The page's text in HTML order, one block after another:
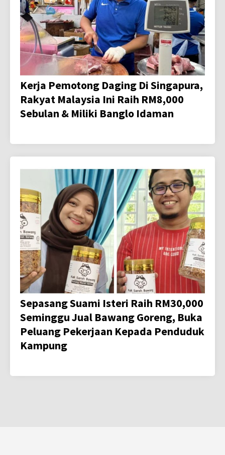
Kerja Pemotong Daging Di Singapura,
Rakyat Malaysia Ini Raih RM8,000
Sebulan & Miliki Banglo Idaman
Sepasang Suami Isteri Raih RM30,000
Seminggu Jual Bawang Goreng, Buka
Peluang Pekerjaan Kepada Penduduk
Kampung